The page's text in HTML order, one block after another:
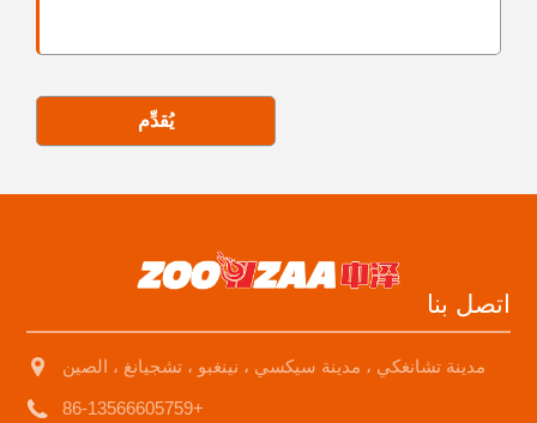
يُقدِّم
اتصل بنا
مدينة تشانغكي ، مدينة سيكسي ، نينغبو ، تشجيانغ ، الصين
+86-13566605759